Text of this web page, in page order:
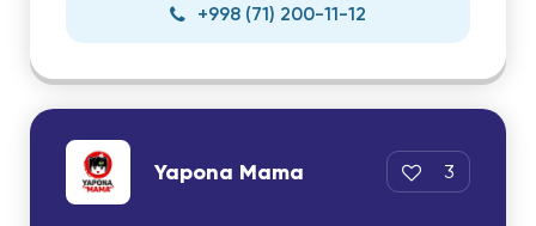
Yapona Mama 3
+998 (71) 200-11-12